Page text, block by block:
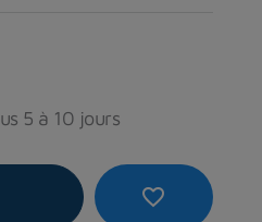
5 à 10 jours
favorite_border